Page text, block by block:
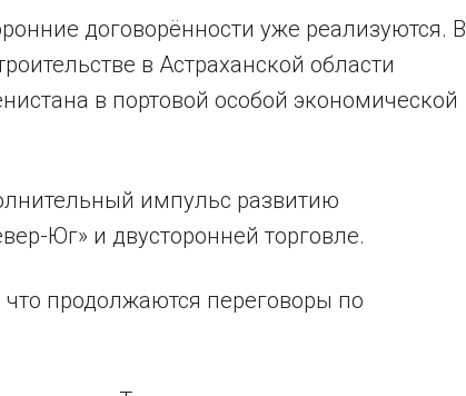
договорённости уже реализуются. В
в Астраханской области
в портовой особой экономической
импульс развитию
Юг» и двусторонней торговле.
продолжаются переговоры по